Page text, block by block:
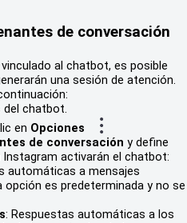
de conversación
al chatbot, es posible
una sesión de atención.
del chatbot.
en Opciones
de conversación y define
activarán el chatbot:
automáticas a mensajes
es predeterminada y no se
: Respuestas automáticas a los